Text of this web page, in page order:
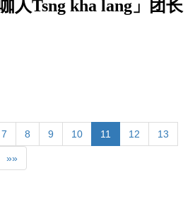
人Tsng kha lang」团长
7 8 9 10 11 12 13
»»